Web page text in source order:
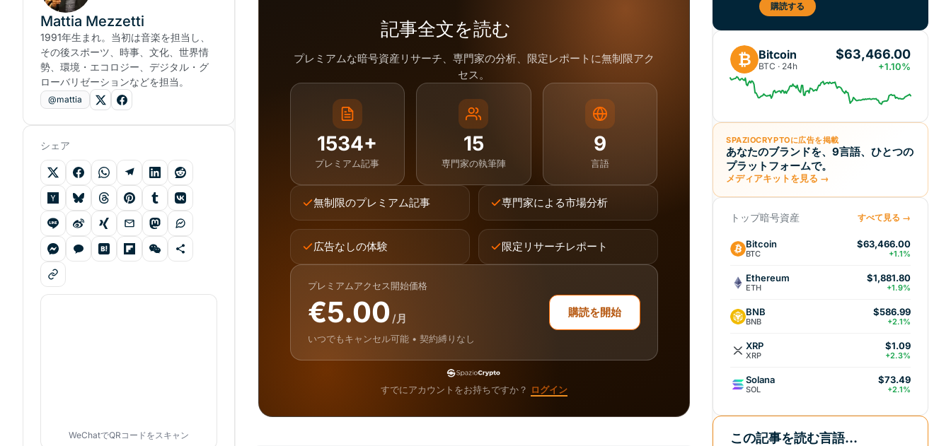
記事全文を読む
プレミアムな暗号資産リサーチ、専門家の分析、限定レポートに無制限アク
セス。
1534+
プレミアム記事
15
専門家の執筆陣
9
言語
無制限のプレミアム記事 専門家による市場分析
広告なしの体験 限定リサーチレポート
プレミアムアクセス開始価格
€5.00/月
いつでもキャンセル可能 • 契約縛りなし
購読を開始
すでにアカウントをお持ちですか？ ログイン
Mattia Mezzetti
1991年生まれ。当初は音楽を担当し、
その後スポーツ、時事、文化、世界情
勢、環境・エコロジー、デジタル・グ
ローバリゼーションなどを担当。
@mattia
シェア
WeChatでQRコードをスキャン
購読する
₿ Bitcoin
BTC · 24h
$63,466.00
+1.10%
SPAZIOCRYPTOに広告を掲載
あなたのブランドを、9言語、ひとつの
プラットフォームで。
メディアキットを見る →
トップ暗号資産 すべて見る →
Bitcoin
BTC
$63,466.00
+1.1%
Ethereum
ETH
$1,881.80
+1.9%
BNB
BNB
$586.99
+2.1%
XRP
XRP
$1.09
+2.3%
Solana
SOL
$73.49
+2.1%
この記事を読む言語...